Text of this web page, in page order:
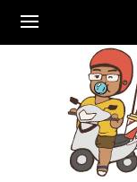
content